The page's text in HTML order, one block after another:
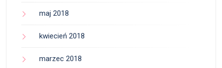
maj 2018
kwiecień 2018
marzec 2018